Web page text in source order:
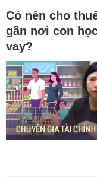
Có nên cho
gần nơi con
vay?